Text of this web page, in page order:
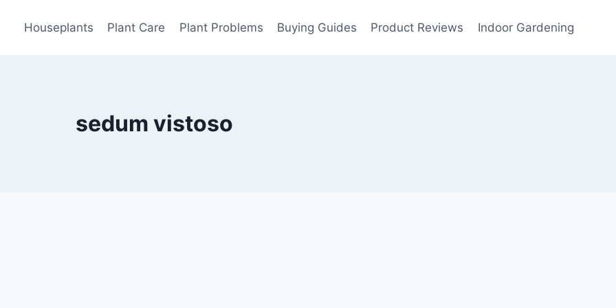
Houseplants Plant Care Plant Problems Buying Guides Product Reviews Indoor Gardening
sedum vistoso